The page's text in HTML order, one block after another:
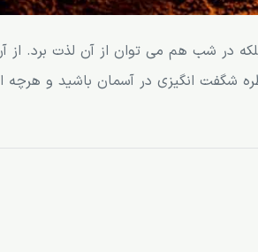
در شب هم می توان از آن لذت برد.
شگفت انگیزی در آسمان باشید و هرچه